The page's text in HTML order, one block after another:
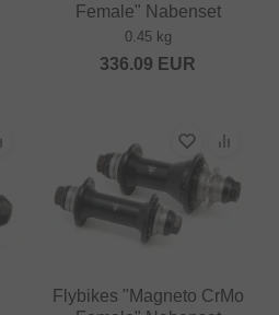
Female" Nabenset
0.45 kg
336.09 EUR
Flybikes "Magneto CrMo